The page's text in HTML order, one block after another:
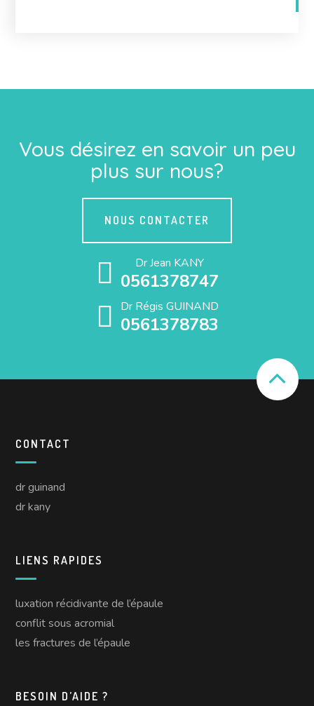
Vous désirez en savoir un peu
plus sur nous?
NOUS CONTACTER
Dr Jean KANY
0561378747
Dr Régis GUINAND
0561378783
CONTACT
dr guinand
dr kany
LIENS RAPIDES
luxation récidivante de l’épaule
conflit sous acromial
les fractures de l’épaule
BESOIN D’AIDE ?